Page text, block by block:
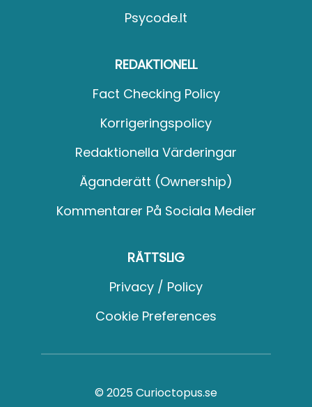
Psycode.it
REDAKTIONELL
Fact Checking Policy
Korrigeringspolicy
Redaktionella Värderingar
Äganderätt (Ownership)
Kommentarer På Sociala Medier
RÄTTSLIG
Privacy / Policy
Cookie Preferences
© 2025 Curioctopus.se